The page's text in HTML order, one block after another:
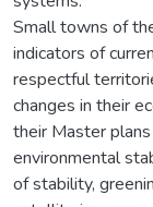
Small towns of
indicators of
respectful
changes in their
their Master
environmental
of stability,